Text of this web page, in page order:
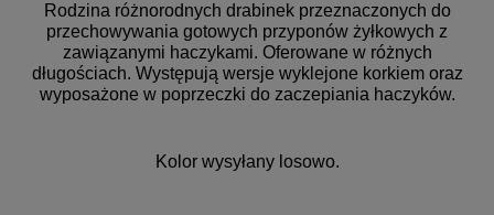
Rodzina różnorodnych drabinek przeznaczonych do
przechowywania gotowych przyponów żyłkowych z
zawiązanymi haczykami. Oferowane w różnych
długościach. Występują wersje wyklejone korkiem oraz
wyposażone w poprzeczki do zaczepiania haczyków.
Kolor wysyłany losowo.